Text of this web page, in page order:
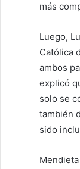
más
Luego,
Católica
ambos
explicó
solo se
también
sido